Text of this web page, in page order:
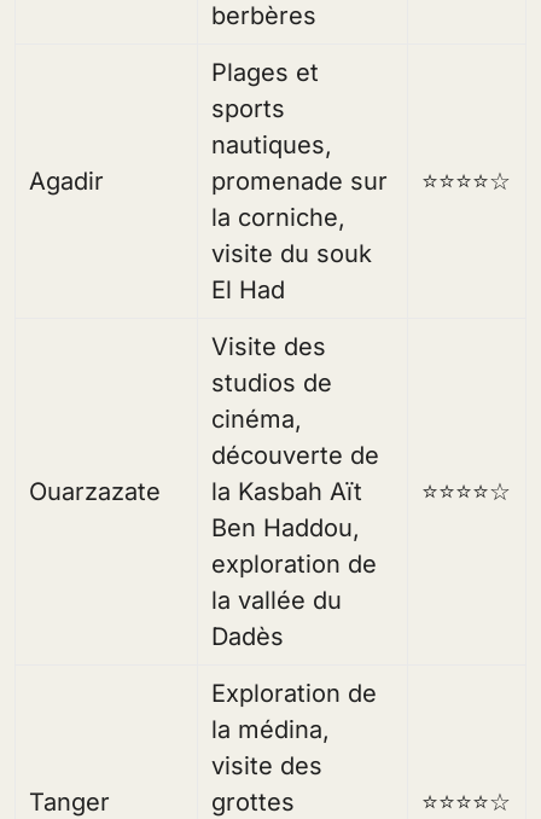
berbères
Agadir
Plages et
sports
nautiques,
promenade sur
la corniche,
visite du souk
El Had
⭐⭐⭐⭐☆
Ouarzazate
Visite des
studios de
cinéma,
découverte de
la Kasbah Aït
Ben Haddou,
exploration de
la vallée du
Dadès
⭐⭐⭐⭐☆
Tanger
Exploration de
la médina,
visite des
grottes
⭐⭐⭐⭐☆